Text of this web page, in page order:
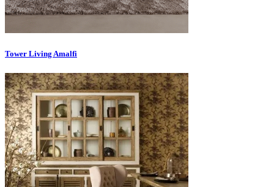
Tower Living Amalfi